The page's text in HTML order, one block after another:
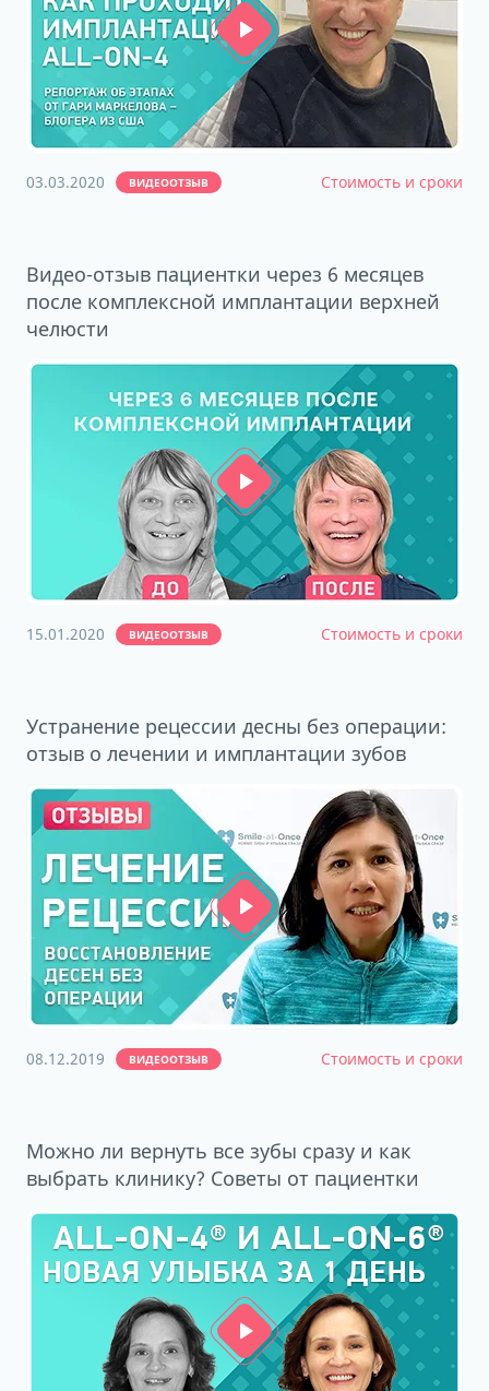
03.03.2020 ВИДЕООТЗЫВ Стоимость и сроки
Видео-отзыв пациентки через 6 месяцев
после комплексной имплантации верхней
челюсти
15.01.2020 ВИДЕООТЗЫВ Стоимость и сроки
Устранение рецессии десны без операции:
отзыв о лечении и имплантации зубов
08.12.2019 ВИДЕООТЗЫВ Стоимость и сроки
Можно ли вернуть все зубы сразу и как
выбрать клинику? Советы от пациентки